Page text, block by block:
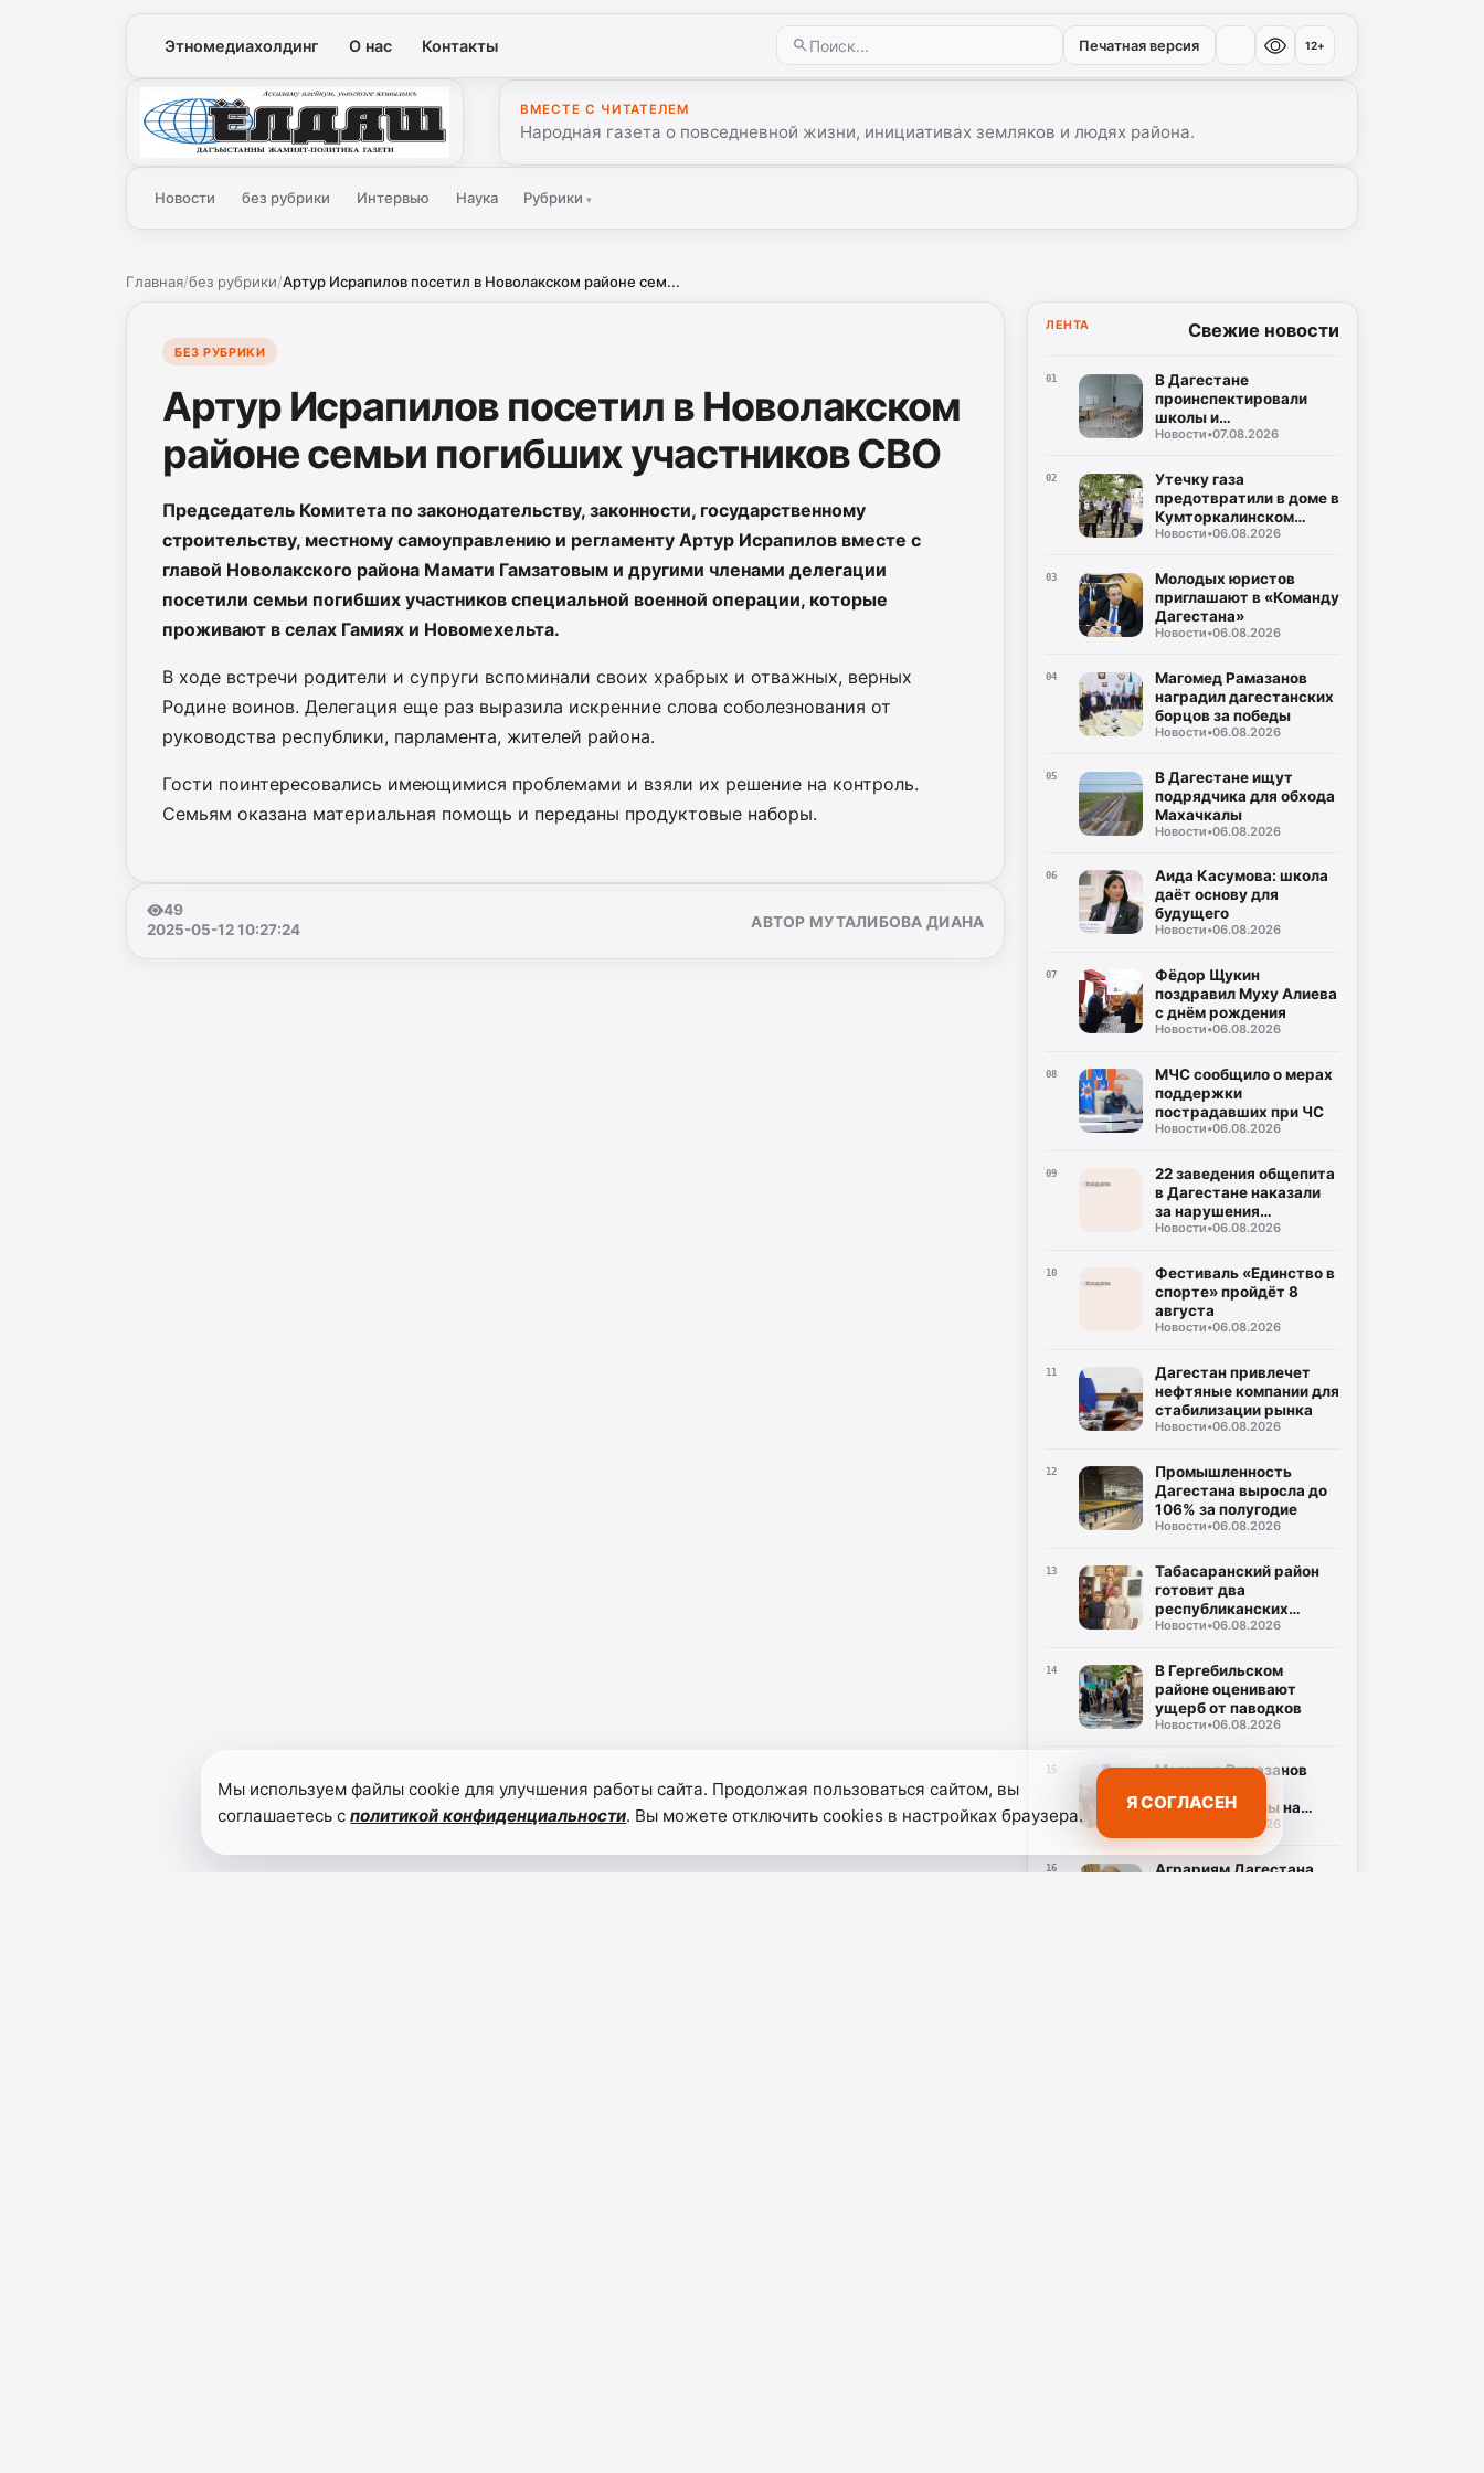
Этномедиахолдинг О нас Контакты Печатная версия 12+
Ёлдаш
ВМЕСТЕ С ЧИТАТЕЛЕМ
Народная газета о повседневной жизни, инициативах земляков и людях района.
Новости без рубрики Интервью Наука Рубрики▾
Главная/без рубрики/Артур Исрапилов посетил в Новолакском районе сем...
БЕЗ РУБРИКИ
Артур Исрапилов посетил в Новолакском
районе семьи погибших участников СВО
Председатель Комитета по законодательству, законности, государственному
строительству, местному самоуправлению и регламенту Артур Исрапилов вместе с
главой Новолакского района Мамати Гамзатовым и другими членами делегации
посетили семьи погибших участников специальной военной операции, которые
проживают в селах Гамиях и Новомехельта.
В ходе встречи родители и супруги вспоминали своих храбрых и отважных, верных
Родине воинов. Делегация еще раз выразила искренние слова соболезнования от
руководства республики, парламента, жителей района.
Гости поинтересовались имеющимися проблемами и взяли их решение на контроль.
Семьям оказана материальная помощь и переданы продуктовые наборы.
49
2025-05-12 10:27:24
АВТОР МУТАЛИБОВА ДИАНА
ЛЕНТА Свежие новости
01
В Дагестане
проинспектировали
школы и
восстановление дорог
Новости•07.08.2026
02
Утечку газа
предотвратили в доме в
Кумторкалинском
районе
Новости•06.08.2026
03
Молодых юристов
приглашают в «Команду
Дагестана»
Новости•06.08.2026
04
Магомед Рамазанов
наградил дагестанских
борцов за победы
Новости•06.08.2026
05
В Дагестане ищут
подрядчика для обхода
Махачкалы
Новости•06.08.2026
06
Аида Касумова: школа
даёт основу для
будущего
Новости•06.08.2026
07
Фёдор Щукин
поздравил Муху Алиева
с днём рождения
Новости•06.08.2026
08
МЧС сообщило о мерах
поддержки
пострадавших при ЧС
Новости•06.08.2026
09
22 заведения общепита
в Дагестане наказали
за нарушения
безопасности
Новости•06.08.2026
10
Фестиваль «Единство в
спорте» пройдёт 8
августа
Новости•06.08.2026
11
Дагестан привлечет
нефтяные компании для
стабилизации рынка
Новости•06.08.2026
12
Промышленность
Дагестана выросла до
106% за полугодие
Новости•06.08.2026
13
Табасаранский район
готовит два
республиканских
турнира в честь Героев
Новости•06.08.2026
14
В Гергебильском
районе оценивают
ущерб от паводков
Новости•06.08.2026
15
Магомед Рамазанов
проверить цены на
06.08.2026
16
Аграриям Дагестана
Мы используем файлы cookie для улучшения работы сайта. Продолжая пользоваться сайтом, вы
соглашаетесь сполитикой конфиденциальности. Вы можете отключить cookies в настройках браузера.
Я СОГЛАСЕН